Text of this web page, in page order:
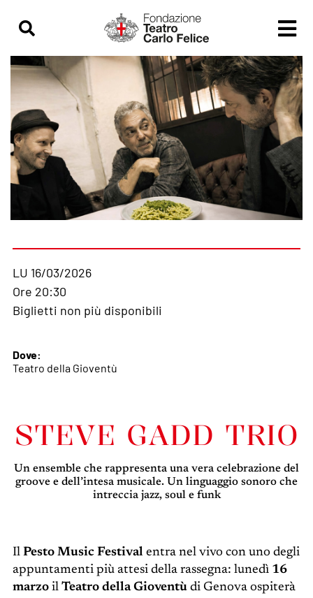
LU 16/03/2026
Ore 20:30
Biglietti non più disponibili
Dove:
Teatro della Gioventù
STEVE GADD TRIO
Un ensemble che rappresenta una vera celebrazione del
groove e dell’intesa musicale. Un linguaggio sonoro che
intreccia jazz, soul e funk
Il Pesto Music Festivalentra nel vivo con uno degli
appuntamenti più attesi della rassegna: lunedì 16
marzoil Teatro della Gioventùdi Genova ospiterà